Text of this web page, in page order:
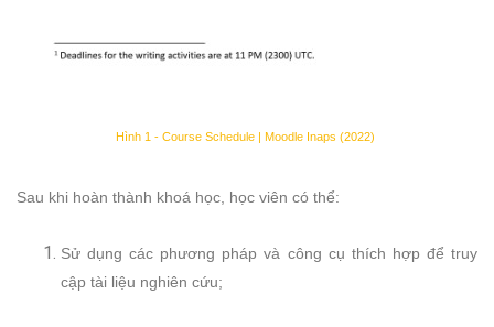
Hình 1 - Course Schedule | Moodle Inaps (2022)
Sau khi hoàn thành khoá học, học viên có thể:
Sử dụng các phương pháp và công cụ thích hợp để truy
cập tài liệu nghiên cứu;